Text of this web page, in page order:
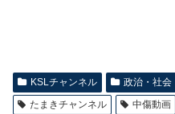
KSLチャンネル 政治・社会
たまきチャンネル
中傷動画